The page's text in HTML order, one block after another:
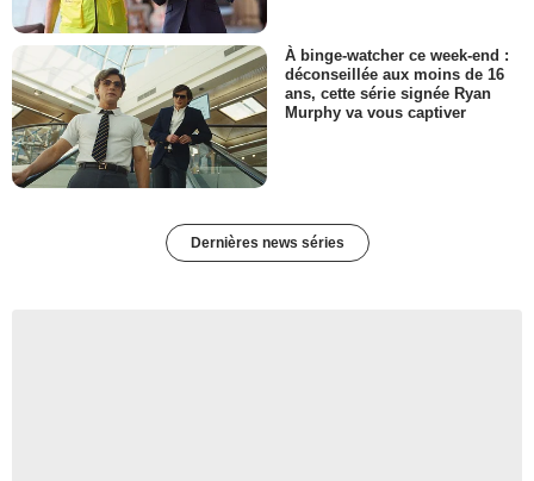
À binge-watcher ce week-end :
déconseillée aux moins de 16
ans, cette série signée Ryan
Murphy va vous captiver
Dernières news séries